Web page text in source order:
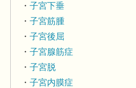
子宮下垂
子宮筋腫
子宮後屈
子宮腺筋症
子宮脱
子宮内膜症